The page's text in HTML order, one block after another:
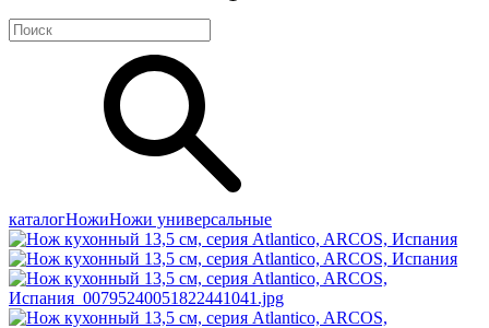
каталогНожиНожи универсальные